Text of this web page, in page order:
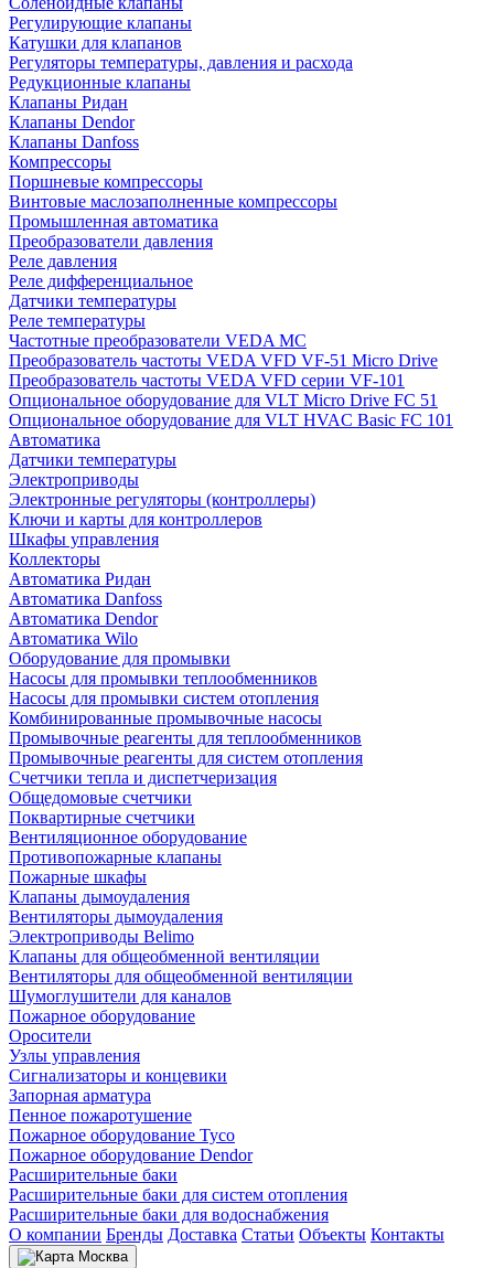
Регулирующие клапаны
Катушки для клапанов
Регуляторы температуры, давления и расхода
Редукционные клапаны
Клапаны Ридан
Клапаны Dendor
Клапаны Danfoss
Компрессоры
Поршневые компрессоры
Винтовые маслозаполненные компрессоры
Промышленная автоматика
Преобразователи давления
Реле давления
Реле дифференциальное
Датчики температуры
Реле температуры
Частотные преобразователи VEDA MC
Преобразователь частоты VEDA VFD VF-51 Micro Drive
Преобразователь частоты VEDA VFD серии VF-101
Опциональное оборудование для VLT Micro Drive FC 51
Опциональное оборудование для VLT HVAC Basic FC 101
Автоматика
Датчики температуры
Электроприводы
Электронные регуляторы (контроллеры)
Ключи и карты для контроллеров
Шкафы управления
Коллекторы
Автоматика Ридан
Автоматика Danfoss
Автоматика Dendor
Автоматика Wilo
Оборудование для промывки
Насосы для промывки теплообменников
Насосы для промывки систем отопления
Комбинированные промывочные насосы
Промывочные реагенты для теплообменников
Промывочные реагенты для систем отопления
Счетчики тепла и диспетчеризация
Общедомовые счетчики
Поквартирные счетчики
Вентиляционное оборудование
Противопожарные клапаны
Пожарные шкафы
Клапаны дымоудаления
Вентиляторы дымоудаления
Электроприводы Belimo
Клапаны для общеобменной вентиляции
Вентиляторы для общеобменной вентиляции
Шумоглушители для каналов
Пожарное оборудование
Оросители
Узлы управления
Сигнализаторы и концевики
Запорная арматура
Пенное пожаротушение
Пожарное оборудование Tyco
Пожарное оборудование Dendor
Расширительные баки
Расширительные баки для систем отопления
Расширительные баки для водоснабжения
О компании Бренды Доставка Статьи Объекты Контакты
Москва